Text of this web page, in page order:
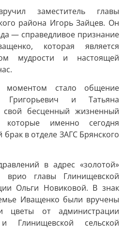
заместитель главы
района Игорь Зайцев. Он
— справедливое признание
которая является
мудрости и настоящей
моментом стало общение
Григорьевич и Татьяна
свой бесценный жизненный
именно сегодня
брак в отделе ЗАГС Брянского
в адрес «золотой»
главы Глинищевской
Ольги Новиковой. В знак
Иващенко были вручены
цветы от администрации
Глинищевской сельской